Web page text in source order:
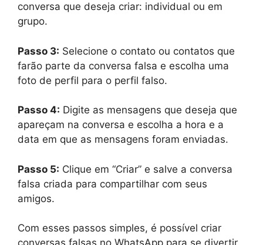
conversa que deseja criar: individual ou em
grupo.
Passo 3: Selecione o contato ou contatos que
farão parte da conversa falsa e escolha uma
foto de perfil para o perfil falso.
Passo 4: Digite as mensagens que deseja que
apareçam na conversa e escolha a hora e a
data em que as mensagens foram enviadas.
Passo 5: Clique em “Criar” e salve a conversa
falsa criada para compartilhar com seus
amigos.
Com esses passos simples, é possível criar